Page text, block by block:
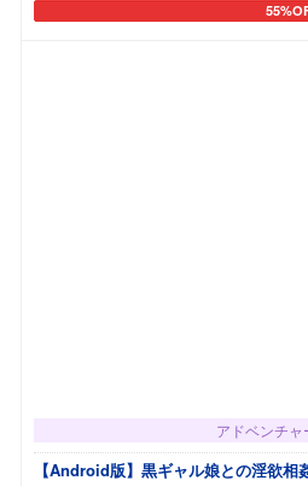
カート
アドベンチャ
【Android版】黒ギャル娘との淫欲